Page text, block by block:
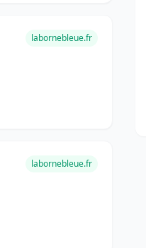
labornebleue.fr
labornebleue.fr